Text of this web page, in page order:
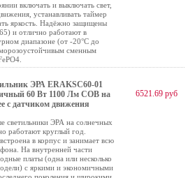
включать и выключать свет,
устанавливать таймер
яркость. Надёжно защищены
и отлично работают в
диапазоне (от -20°C до
сменным
ЭРА ERAKSC60-01
60 Вт 1100 Лм COB на
с датчиком движения
светильники ЭРА на солнечных
работают круглый год.
в корпус и занимает всю
На внутренней части
платы (одна или несколько
с яркими и экономичными
6521.69 руб